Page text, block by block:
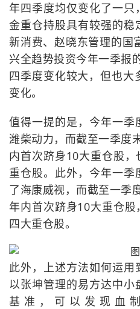
年四季度均仅变化了一
金重仓持股具有较强的稳
新消费、赵晓东管理的国
兴全趋势投资今年一季报
四季度变化较大，但也大
变化。
值得一提的是，今年一季
潍柴动力，而截至一季度
内首次跻身10大重仓股
重仓股。此外，今年一
了海康威视，而截至一季
年内首次跻身10大重仓
四大重仓股。
此外，上述方法如何运用
以张坤管理的易方达中
基准，可以发现血